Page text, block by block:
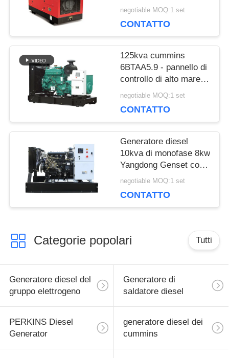
PRIVACY
POLICY
Genset dell'unità della
motore di 400Amp
negotiable MOQ:1 set
CONTATTO
125kva cummins
6BTAA5.9 - pannello di
controllo di alto mare
diesel di prezzi 100kw
Genset del motore G2
negotiable MOQ:1 set
CONTATTO
Generatore diesel
10kva di monofase 8kw
Yangdong Genset con
il motore 220Volt di
negotiable MOQ:1 set
CONTATTO
Categorie popolari Tutti
Generatore diesel del
gruppo elettrogeno
Generatore di
saldatore diesel
PERKINS Diesel
Generator
generatore diesel dei
cummins